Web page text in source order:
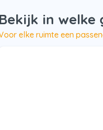
Bekijk in welke
elke ruimte een